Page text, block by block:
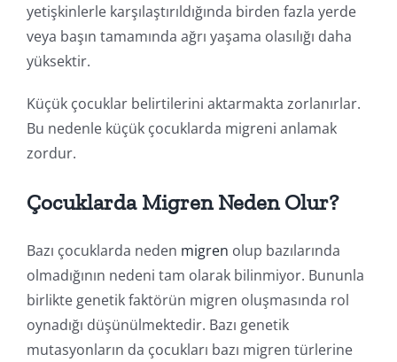
yetişkinlerle karşılaştırıldığında birden fazla yerde
veya başın tamamında ağrı yaşama olasılığı daha
yüksektir.
Küçük çocuklar belirtilerini aktarmakta zorlanırlar.
Bu nedenle küçük çocuklarda migreni anlamak
zordur.
Çocuklarda Migren Neden Olur?
Bazı çocuklarda neden migren olup bazılarında
olmadığının nedeni tam olarak bilinmiyor. Bununla
birlikte genetik faktörün migren oluşmasında rol
oynadığı düşünülmektedir. Bazı genetik
mutasyonların da çocukları bazı migren türlerine